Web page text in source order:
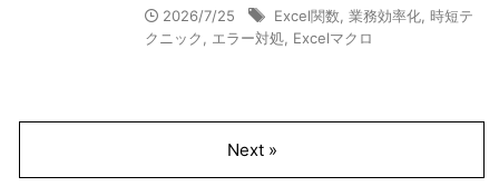
2026/7/25 Excel関数 業務効率化 時短テ
クニック
エラー対処 Excelマクロ
Next »